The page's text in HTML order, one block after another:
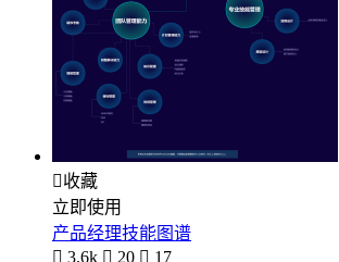
收藏
立即使用
产品经理技能图谱
 3.6k  20  17